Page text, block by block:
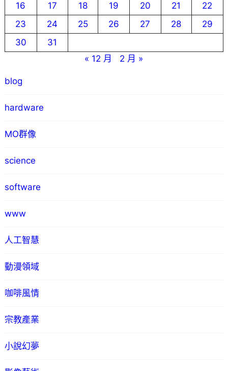
16
17 18 19 20 21
22
23
24 25 26 27 28
29
30
31
« 12 月
2 月 »
blog
hardware
MO群像
science
software
www
人工智慧
動漫領域
咖啡風情
宗教產業
小說幻夢